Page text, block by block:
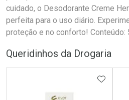
cuidado, o Desodorante Creme
perfeita para o uso diário.
proteção e no conforto! Conteúdo:
Queridinhos da Drogaria